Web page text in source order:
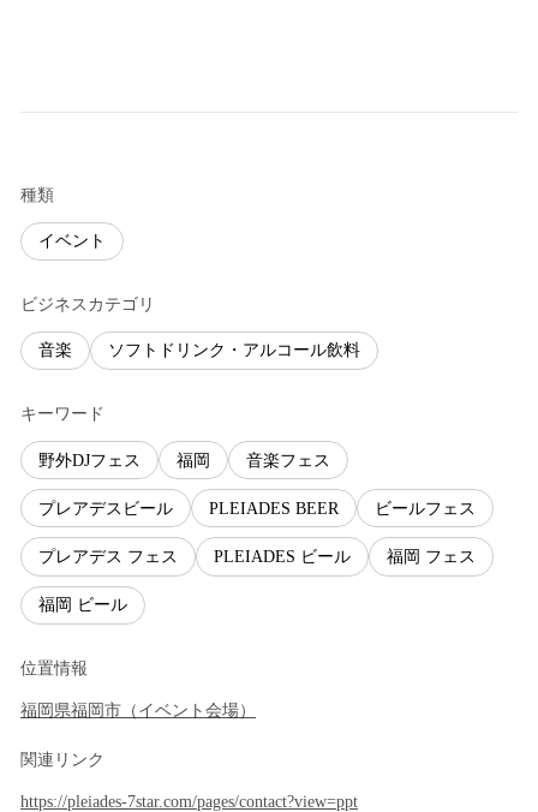
種類
イベント
ビジネスカテゴリ
音楽 ソフトドリンク・アルコール飲料
キーワード
野外DJフェス 福岡 音楽フェス
プレアデスビール PLEIADES BEER ビールフェス
プレアデス フェス PLEIADES ビール 福岡 フェス
福岡 ビール
位置情報
福岡県福岡市 （ イベント会場）
関連リンク
https://pleiades-7star.com/pages/contact?view=ppt